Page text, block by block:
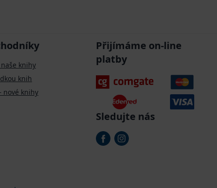
knihy
knih
nové knihy
Přijímáme on-line
platby
Sledujte nás